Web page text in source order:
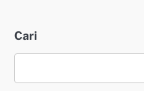
Cari